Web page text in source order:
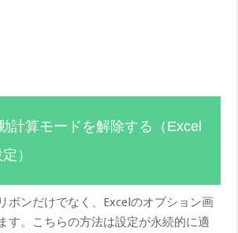
計算モードを解除する（Excel
）
ボンだけでなく、Excelのオプション画
す。こちらの方法は設定が永続的に適